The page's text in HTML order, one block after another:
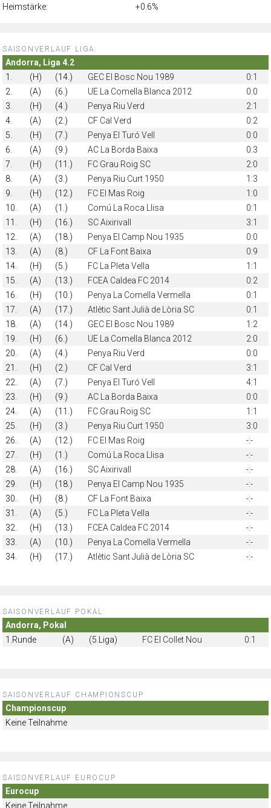
Heimstärke:
+0.6%
SAISONVERLAUF LIGA:
Andorra, Liga 4.2
1.
(H) (14.) GEC El Bosc Nou 1989
0:1
2.
(A) (6.) UE La Comella Blanca 2012
0:0
3.
(H) (4.) Penya Riu Verd
2:1
4.
(A) (2.) CF Cal Verd
0:2
5.
(H) (7.) Penya El Turó Vell
0:0
6.
(A) (9.) AC La Borda Baixa
0:3
7.
(H) (11.) FC Grau Roig SC
2:0
8.
(A) (3.) Penya Riu Curt 1950
1:3
9.
(H) (12.) FC El Mas Roig
1:0
10.
(A) (1.) Comú La Roca Llisa
0:1
11.
(H) (16.) SC Aixirivall
3:1
12.
(A) (18.) Penya El Camp Nou 1935
0:0
13.
(A) (8.) CF La Font Baixa
0:9
14.
(H) (5.) FC La Pleta Vella
1:1
15.
(A) (13.) FCEA Caldea FC 2014
0:2
16.
(H) (10.) Penya La Comella Vermella
0:1
17.
(A) (17.) Atlètic Sant Julià de Lòria SC
0:1
18.
(A) (14.) GEC El Bosc Nou 1989
1:2
19.
(H) (6.) UE La Comella Blanca 2012
2:0
20.
(A) (4.) Penya Riu Verd
0:0
21.
(H) (2.) CF Cal Verd
3:1
22.
(A) (7.) Penya El Turó Vell
4:1
23.
(H) (9.) AC La Borda Baixa
0:0
24.
(A) (11.) FC Grau Roig SC
1:1
25.
(H) (3.) Penya Riu Curt 1950
3:0
26.
(A) (12.) FC El Mas Roig
-:-
27.
(H) (1.) Comú La Roca Llisa
-:-
28.
(A) (16.) SC Aixirivall
-:-
29.
(H) (18.) Penya El Camp Nou 1935
-:-
30.
(H) (8.) CF La Font Baixa
-:-
31.
(A) (5.) FC La Pleta Vella
-:-
32.
(H) (13.) FCEA Caldea FC 2014
-:-
33.
(A) (10.) Penya La Comella Vermella
-:-
34.
(H) (17.) Atlètic Sant Julià de Lòria SC -:-
SAISONVERLAUF POKAL:
Andorra, Pokal
1.Runde
(A) (5.Liga) FC El Collet Nou 0:1
SAISONVERLAUF CHAMPIONSCUP
Championscup
Keine Teilnahme
SAISONVERLAUF EUROCUP
Eurocup
Keine Teilnahme